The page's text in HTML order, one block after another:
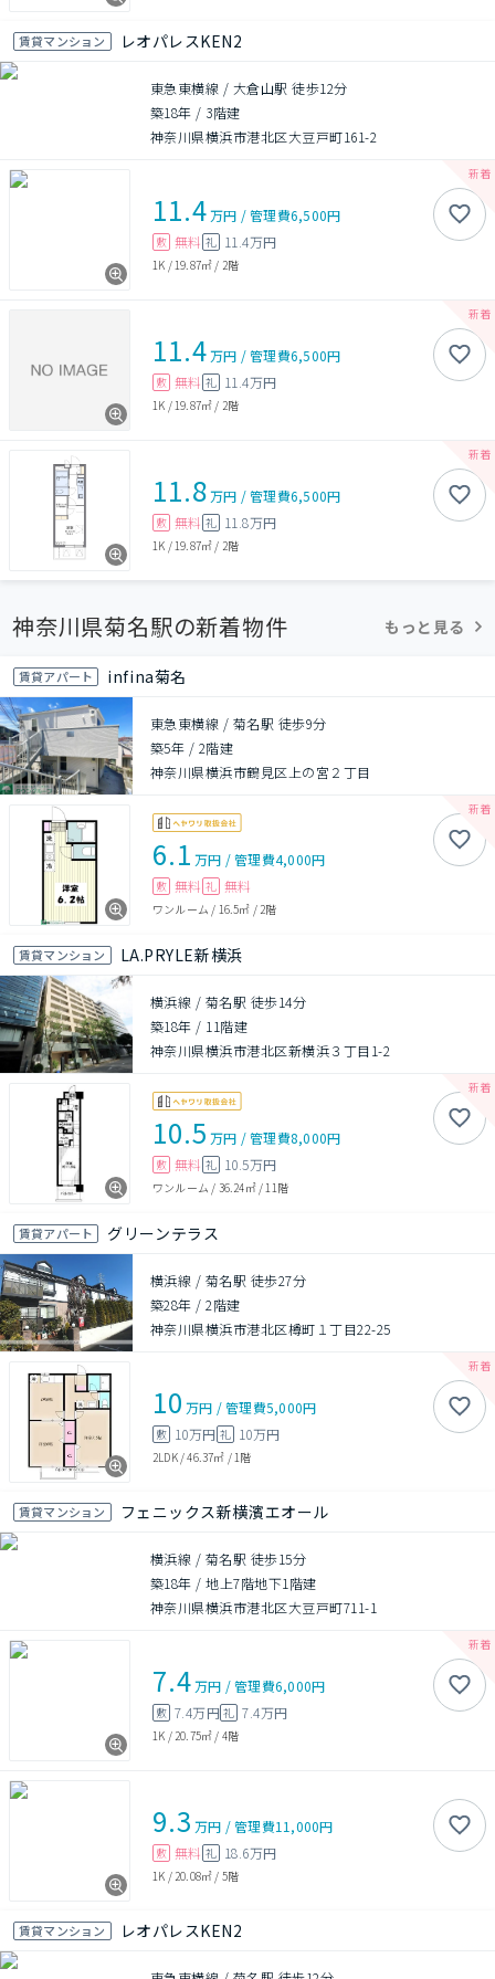
賃貸マンション レオパレスKEN2
東急東横線 / 大倉山駅 徒歩12分
築18年 / 3階建
神奈川県横浜市港北区大豆戸町161-2
11.4万円 /管理費6,500円
敷 無料 礼 11.4万円
1K / 19.87㎡ / 2階
11.4万円 /管理費6,500円
敷 無料 礼 11.4万円
1K / 19.87㎡ / 2階
11.8万円 /管理費6,500円
敷 無料 礼 11.8万円
1K / 19.87㎡ / 2階
神奈川県菊名駅の新着物件 もっと見る
賃貸アパート infina菊名
東急東横線 / 菊名駅 徒歩9分
築5年 / 2階建
神奈川県横浜市鶴見区上の宮２丁目
6.1 万円 /管理費4,000円
敷 無料 礼 無料
ワンルーム / 16.5㎡ /2階
賃貸マンション LA.PRYLE新横浜
横浜線 / 菊名駅 徒歩14分
築18年 / 11階建
神奈川県横浜市港北区新横浜３丁目1-2
10.5 万円 /管理費8,000円
敷 無料 礼 10.5万円
ワンルーム / 36.24㎡/11階
賃貸アパート グリーンテラス
横浜線 / 菊名駅 徒歩27分
築28年 /2階建
神奈川県横浜市港北区樽町１丁目22-25
10 万円 /管理費5,000円
敷 10万円 礼 10万円
2LDK/46.37㎡ / 1階
賃貸マンション フェニックス新横濱エオール
横浜線 / 菊名駅 徒歩15分
築18年 /地上7階地下1階建
神奈川県横浜市港北区大豆戸町711-1
7.4万円 /管理費6,000円
敷 7.4万円礼 7.4万円
1K / 20.75㎡ / 4階
9.3 万円 /管理費11,000円
敷 無料 礼 18.6万円
1K / 20.08㎡ / 5階
賃貸マンション レオパレスKEN2